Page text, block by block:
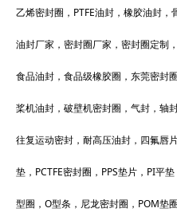
乙烯密封圈，PTFE油封，橡胶油封，
油封厂家，密封圈厂家，密封圈定制
食品油封，食品级橡胶圈，东莞密封
桨机油封，破壁机密封圈，气封，轴
往复运动密封，耐高压油封，四氟唇
垫，PCTFE密封圈，PPS垫片，PI平
型圈，O型条，尼龙密封圈，POM垫